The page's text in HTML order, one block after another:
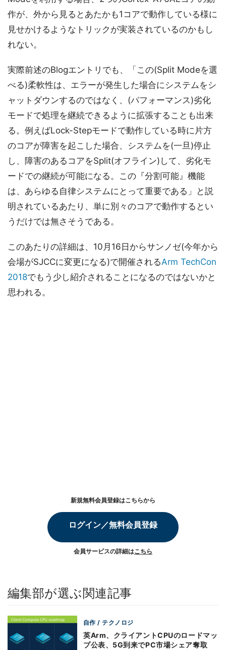
作が、外から見るとあたかも1コアで動作している様に
見せかけるようなトリックが実装されているのかもし
れない。
実際前述のBlogエントリでも、「この(Split Modeを選
べる)柔軟性は、エラーが発生した場合にシステムをシ
ャットダウンするのではなく、(パフォーマンス)劣化
モードで処理を継続できるように拡張することも出来
る。例えばLock-Stepモードで動作している時に片方
のコアが障害を起こした場合、システムを(一旦)停止
し、障害のあるコアをSplit(オフライン)して、劣化モ
ードでの継続が可能になる。この『分割可能』機能
は、あらゆる自律システムにとって重要である」と説
明されているあたり、単に別々のコアで動作するとい
うだけでは無さそうである。
このあたりの詳細は、10月16日からサンノゼ(今年から
会場がSJCCに変更になる)で開催されるArm TechCon
2018でもう少し紹介されることになるのではないかと
思われる。
新規無料会員登録はこちらから
ログイン／無料会員登録
会員サービスの詳細はこちら
編集部が選ぶ関連記事
自作 / テクノロジ
英Arm、クライアントCPUのロードマッ
プ公表、5G到来でPC市場シェア奪取